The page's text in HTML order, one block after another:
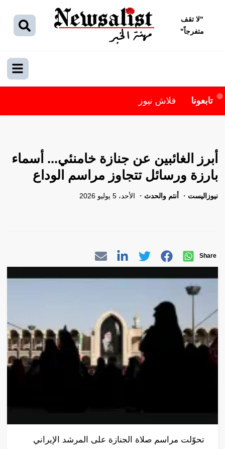
"لا تقف
متفرجاً"
فلاش نيوز
أبرز الغائبين عن جنازة خامنئي... أسماء
بارزة ورسائل تتجاوز مراسم الوداع
نيوزاليست أنتم والحدث الأحد، 5 يوليو 2026
Share
تحوّلت مراسم صلاة الجنازة على المرشد الإيراني